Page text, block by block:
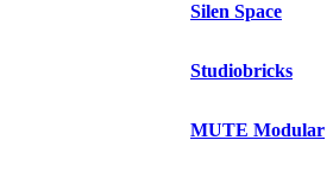
Silen Space
Studiobricks
MUTE Modular